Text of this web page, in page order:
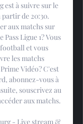
est à suivre sur le
partir de 20:30.
aux matchs sur
Pass Ligue 1? Vous
et vous
les matchs
Vidéo? C'est
abonnez-vous à
souscrivez au
aux matchs.
- Live stream &